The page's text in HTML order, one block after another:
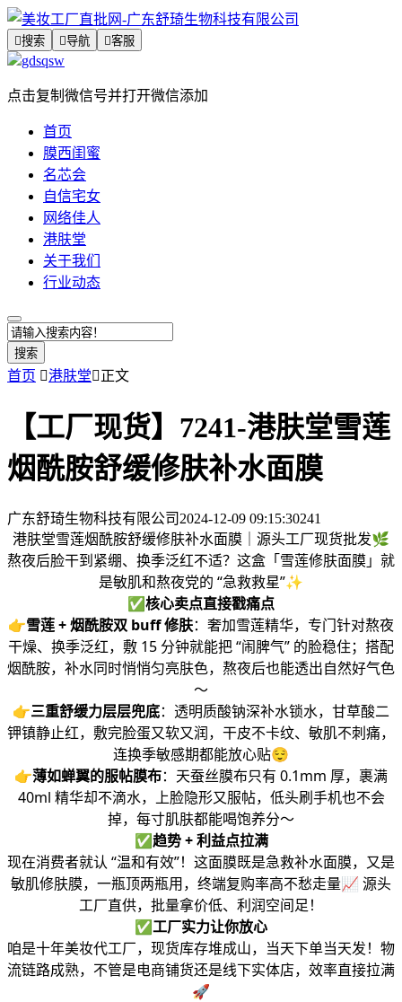
搜索 导航 客服
gdsqsw
点击复制微信号并打开微信添加
首页
膜西闺蜜
名芯会
自信宅女
网络佳人
港肤堂
关于我们
行业动态
搜索
首页 港肤堂正文
【工厂现货】7241-港肤堂雪莲
烟酰胺舒缓修肤补水面膜
广东舒琦生物科技有限公司 2024-12-09 09:15:30241
港肤堂雪莲烟酰胺舒缓修肤补水面膜｜源头工厂现货批发🌿
熬夜后脸干到紧绷、换季泛红不适？这盒「雪莲修肤面膜」就
是敏肌和熬夜党的 “急救救星”✨
✅核心卖点直接戳痛点
👉雪莲 + 烟酰胺双 buff 修肤：奢加雪莲精华，专门针对熬夜
干燥、换季泛红，敷 15 分钟就能把 “闹脾气” 的脸稳住；搭配
烟酰胺，补水同时悄悄匀亮肤色，熬夜后也能透出自然好气色
～
👉三重舒缓力层层兜底：透明质酸钠深补水锁水，甘草酸二
钾镇静止红，敷完脸蛋又软又润，干皮不卡纹、敏肌不刺痛，
连换季敏感期都能放心贴😌
👉薄如蝉翼的服帖膜布：天蚕丝膜布只有 0.1mm 厚，裹满
40ml 精华却不滴水，上脸隐形又服帖，低头刷手机也不会
掉，每寸肌肤都能喝饱养分～
✅趋势 + 利益点拉满
现在消费者就认 “温和有效”！这面膜既是急救补水面膜，又是
敏肌修肤膜，一瓶顶两瓶用，终端复购率高不愁走量📈 源头
工厂直供，批量拿价低、利润空间足！
✅工厂实力让你放心
咱是十年美妆代工厂，现货库存堆成山，当天下单当天发！物
流链路成熟，不管是电商铺货还是线下实体店，效率直接拉满
🚀